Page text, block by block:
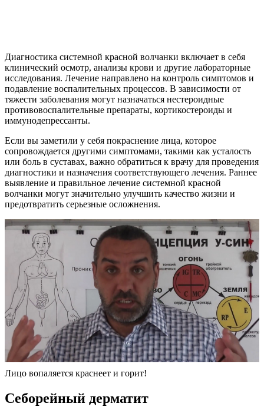
Диагностика системной красной волчанки включает в себя
клинический осмотр, анализы крови и другие лабораторные
исследования. Лечение направлено на контроль симптомов и
подавление воспалительных процессов. В зависимости от
тяжести заболевания могут назначаться нестероидные
противовоспалительные препараты, кортикостероиды и
иммунодепрессанты.
Если вы заметили у себя покраснение лица, которое
сопровождается другими симптомами, такими как усталость
или боль в суставах, важно обратиться к врачу для проведения
диагностики и назначения соответствующего лечения. Раннее
выявление и правильное лечение системной красной
волчанки могут значительно улучшить качество жизни и
предотвратить серьезные осложнения.
Лицо вопаляется краснеет и горит!
Себорейный дерматит